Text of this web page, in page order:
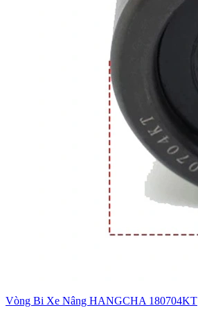
Vòng Bi Xe Nâng HANGCHA 180704KT